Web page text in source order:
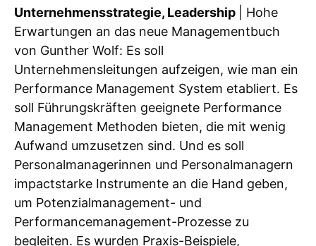
Unternehmensstrategie, Leadership
| Hohe
Erwartungen an das neue Managementbuch
von Gunther Wolf: Es soll
Unternehmensleitungen aufzeigen, wie man ein
Performance Management System etabliert. Es
soll Führungskräften geeignete Performance
Management Methoden bieten, die mit wenig
Aufwand umzusetzen sind. Und es soll
Personalmanagerinnen und Personalmanagern
impactstarke Instrumente an die Hand geben,
um Potenzialmanagement- und
Performancemanagement-Prozesse zu
begleiten. Es wurden Praxis-Beispiele,